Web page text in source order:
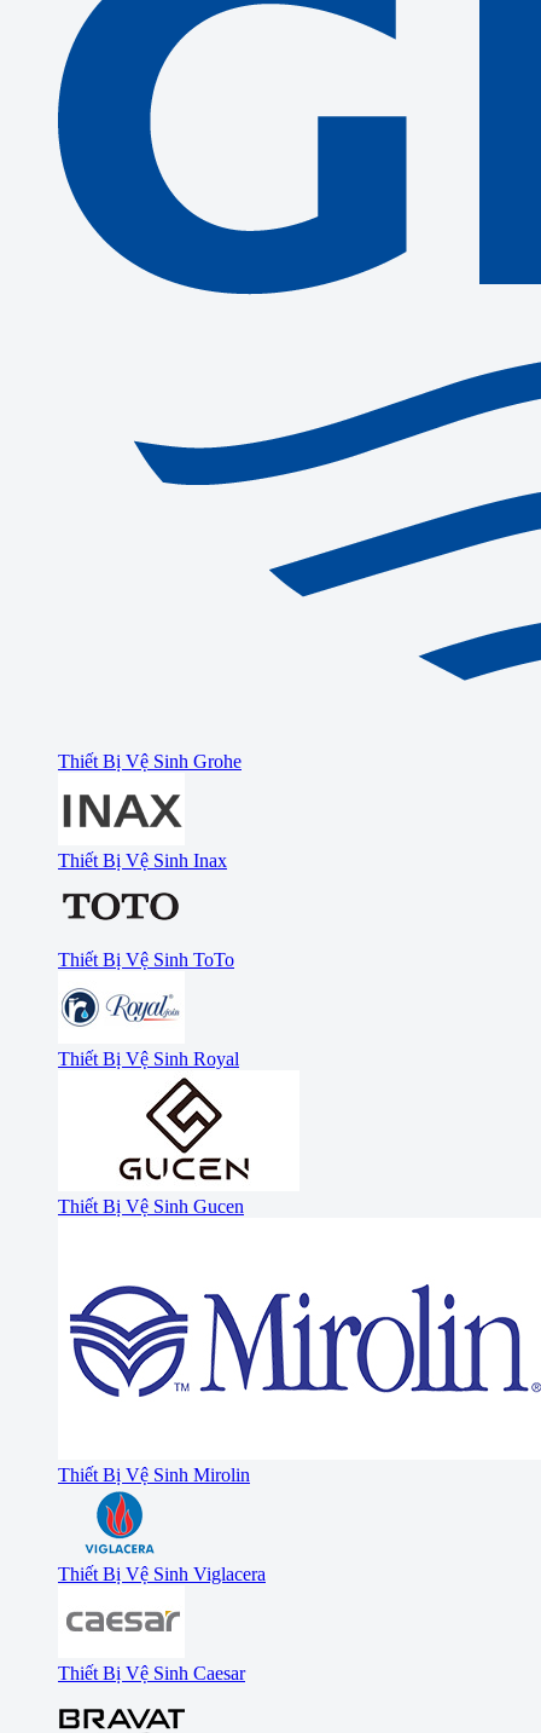
Thiết Bị Vệ Sinh Grohe
Thiết Bị Vệ Sinh Inax
Thiết Bị Vệ Sinh ToTo
Thiết Bị Vệ Sinh Royal
Thiết Bị Vệ Sinh Gucen
Thiết Bị Vệ Sinh Mirolin
Thiết Bị Vệ Sinh Viglacera
Thiết Bị Vệ Sinh Caesar